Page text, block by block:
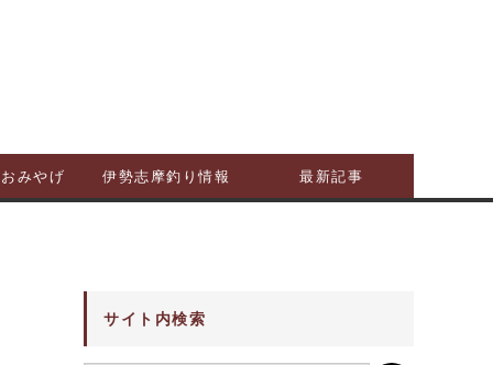
みやげ 伊勢志摩釣り情報 最新記事
サイト内検索